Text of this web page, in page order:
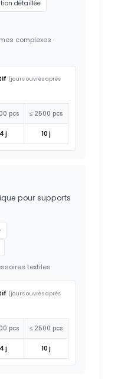
détaillée
complexes ·
(jours ouvrés après
pcs ≤ 2500 pcs
4 j 10 j
pour supports
textiles
(jours ouvrés après
pcs ≤ 2500 pcs
4 j 10 j